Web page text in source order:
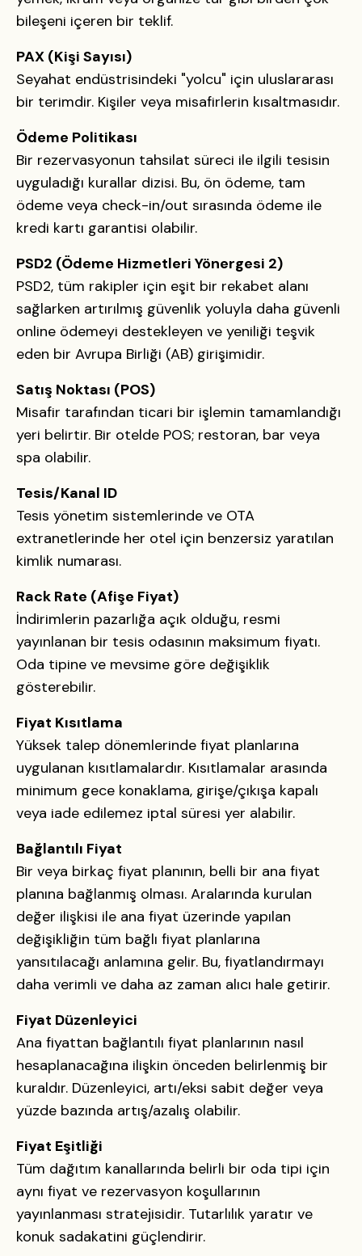
bileşeni içeren bir teklif.
PAX (Kişi Sayısı)
Seyahat endüstrisindeki "yolcu" için uluslararası
bir terimdir. Kişiler veya misafirlerin kısaltmasıdır.
Ödeme Politikası
Bir rezervasyonun tahsilat süreci ile ilgili tesisin
uyguladığı kurallar dizisi. Bu, ön ödeme, tam
ödeme veya check-in/out sırasında ödeme ile
kredi kartı garantisi olabilir.
PSD2 (Ödeme Hizmetleri Yönergesi 2)
PSD2, tüm rakipler için eşit bir rekabet alanı
sağlarken artırılmış güvenlik yoluyla daha güvenli
online ödemeyi destekleyen ve yeniliği teşvik
eden bir Avrupa Birliği (AB) girişimidir.
Satış Noktası (POS)
Misafir tarafından ticari bir işlemin tamamlandığı
yeri belirtir. Bir otelde POS; restoran, bar veya
spa olabilir.
Tesis/Kanal ID
Tesis yönetim sistemlerinde ve OTA
extranetlerinde her otel için benzersiz yaratılan
kimlik numarası.
Rack Rate (Afişe Fiyat)
İndirimlerin pazarlığa açık olduğu, resmi
yayınlanan bir tesis odasının maksimum fiyatı.
Oda tipine ve mevsime göre değişiklik
gösterebilir.
Fiyat Kısıtlama
Yüksek talep dönemlerinde fiyat planlarına
uygulanan kısıtlamalardır. Kısıtlamalar arasında
minimum gece konaklama, girişe/çıkışa kapalı
veya iade edilemez iptal süresi yer alabilir.
Bağlantılı Fiyat
Bir veya birkaç fiyat planının, belli bir ana fiyat
planına bağlanmış olması. Aralarında kurulan
değer ilişkisi ile ana fiyat üzerinde yapılan
değişikliğin tüm bağlı fiyat planlarına
yansıtılacağı anlamına gelir. Bu, fiyatlandırmayı
daha verimli ve daha az zaman alıcı hale getirir.
Fiyat Düzenleyici
Ana fiyattan bağlantılı fiyat planlarının nasıl
hesaplanacağına ilişkin önceden belirlenmiş bir
kuraldır. Düzenleyici, artı/eksi sabit değer veya
yüzde bazında artış/azalış olabilir.
Fiyat Eşitliği
Tüm dağıtım kanallarında belirli bir oda tipi için
aynı fiyat ve rezervasyon koşullarının
yayınlanması stratejisidir. Tutarlılık yaratır ve
konuk sadakatini güçlendirir.